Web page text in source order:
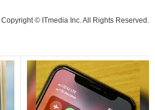
Copyright © ITmedia Inc. All Rights Reserved.